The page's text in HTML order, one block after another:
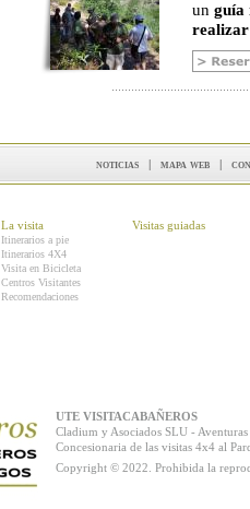
un guía
noticias | mapa web |
La visita
Itinerarios a pie
Itinerarios 4X4
Visita en Bicicleta
Centros Visitantes
Recomendaciones
Visitas guiadas
UTE VISITACABAÑEROS
Cladium y Asociados SLU -
Concesionaria de las visitas 4x4 al
Copyright © 2022. Prohibida la